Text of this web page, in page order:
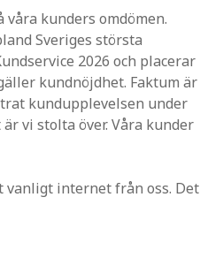
kunders omdömen.
Sveriges största
2026 och placerar
kundnöjdhet. Faktum är
kundupplevelsen under
vi stolta över. Våra kunder
vanligt internet från oss. Det